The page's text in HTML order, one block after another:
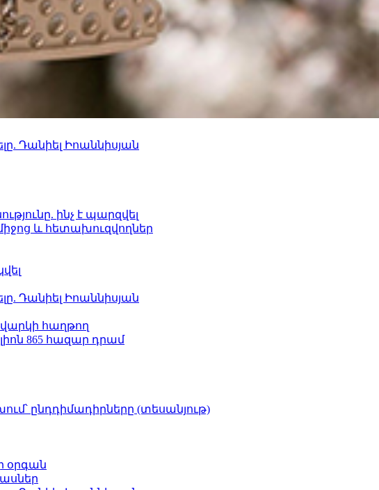
Դանիել Իոաննիսյան
ինչ է պարզվել
և հետախուզվողներ
Դանիել Իոաննիսյան
հաղթող
865 հազար դրամ
ընդդիմադիրները (տեսանյութ)
օրգան